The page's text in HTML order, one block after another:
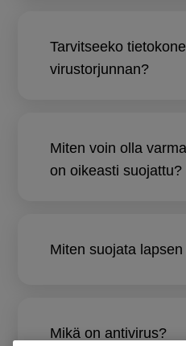
Tarvitseeko
virustorjunnan?
Miten voin olla
on oikeasti suojattu?
Miten suojata
Mikä on antivirus?